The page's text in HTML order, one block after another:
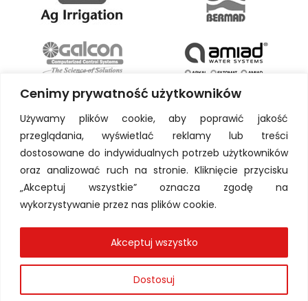
Cenimy prywatność użytkowników
Używamy plików cookie, aby poprawić jakość
przeglądania, wyświetlać reklamy lub treści
dostosowane do indywidualnych potrzeb użytkowników
oraz analizować ruch na stronie. Kliknięcie przycisku
„Akceptuj wszystkie” oznacza zgodę na
wykorzystywanie przez nas plików cookie.
Dostosuj
Akceptuj wszystko